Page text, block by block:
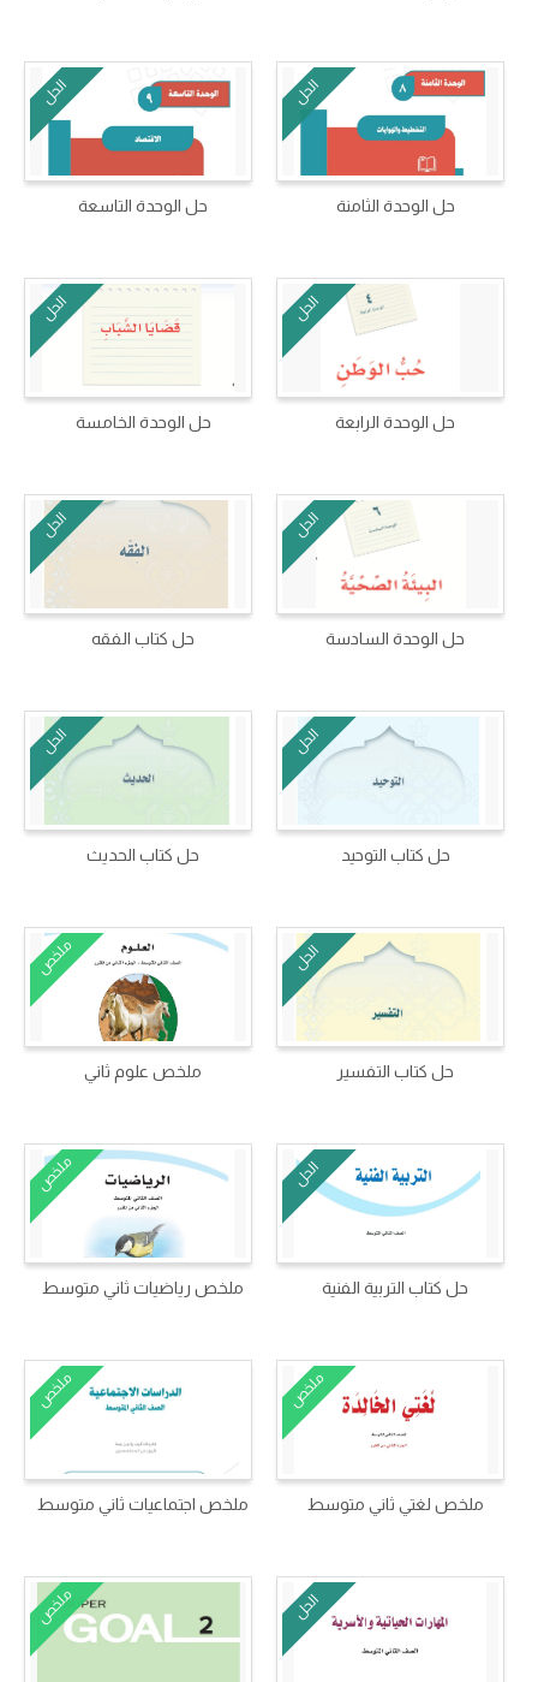
الحل
حل الوحدة الثامنة
الحل
حل الوحدة التاسعة
الحل
حل الوحدة الرابعة
الحل
حل الوحدة الخامسة
الحل
حل الوحدة السادسة
الحل
حل كتاب الفقه
الحل
حل كتاب التوحيد
الحل
حل كتاب الحديث
الحل
حل كتاب التفسير
ملخص
ملخص علوم ثاني
الحل
حل كتاب التربية الفنية
ملخص
ملخص رياضيات ثاني متوسط
ملخص
ملخص لغتي ثاني متوسط
ملخص
ملخص اجتماعيات ثاني متوسط
الحل ملخص